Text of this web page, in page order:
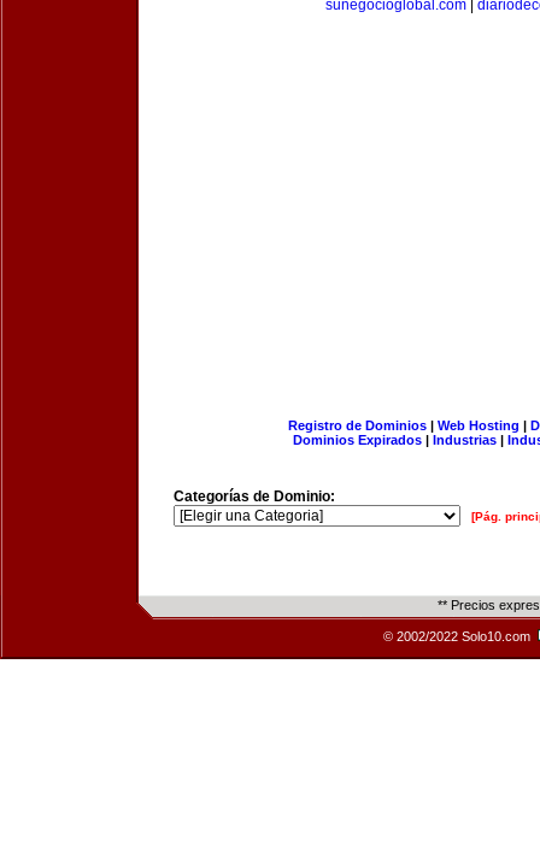
sunegocioglobal.com|
Registro de Dominios| Web Hosting |
Dominios Expirados | Industrias |
Categorías de Dominio:
[Pág.
** Precios
© 2002/2022 Solo10.com